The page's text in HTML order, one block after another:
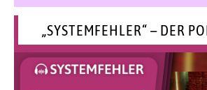
„SYSTEMFEHLER“ – DER